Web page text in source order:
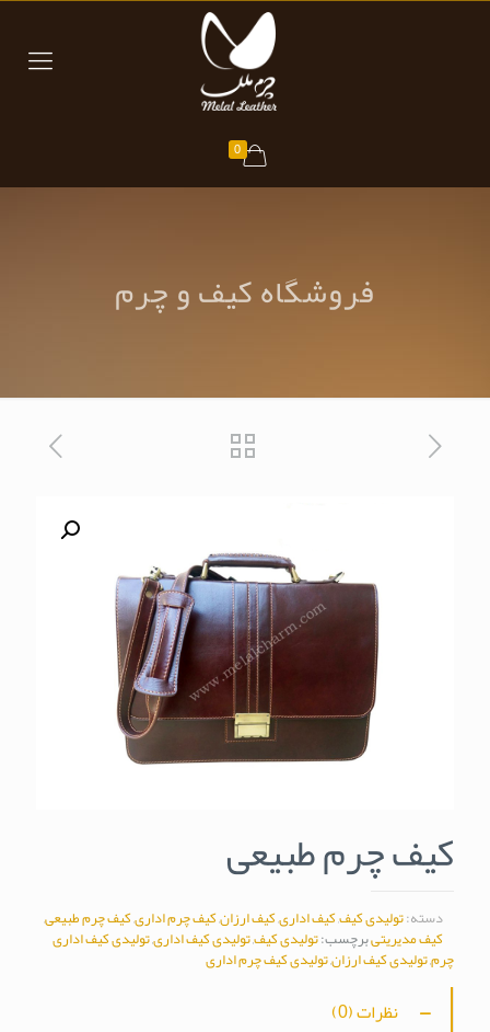
0
فروشگاه کیف و چرم
کیف چرم طبیعی
دسته:تولیدی کیف,کیف اداری,کیف ارزان,کیف چرم اداری,کیف چرم طبیعی,
کیف مدیریتیبرچسب:تولیدی کیف,تولیدی کیف اداری,تولیدی کیف اداری
چرم,تولیدی کیف ارزان,تولیدی کیف چرم اداری
نظرات (0)